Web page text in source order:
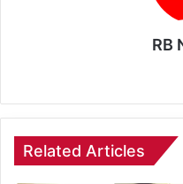
RB
Related Articles